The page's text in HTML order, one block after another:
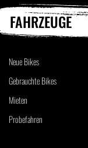
FAHRZEUGE
Neue Bikes
Gebrauchte Bikes
Mieten
Probefahren